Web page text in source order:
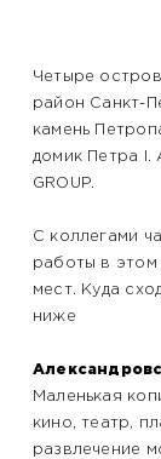
Четыре
район Санкт-
камень
домик Петра I.
GROUP.
С коллегами
работы в
мест. Куда
ниже
Маленькая
кино, театр,
развлечение